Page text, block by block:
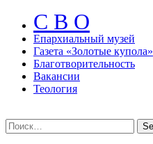
С В О
Епархиальный музeй
Газета «Золотые купола»
Благотворительность
Вакансии
Теология